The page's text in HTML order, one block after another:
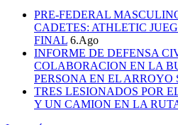
PRE-FEDERAL
CADETES: ATHLETIC
FINAL 6.Ago
INFORME DE DEFENSA
COLABORACION EN LA
PERSONA EN EL
TRES LESIONADOS POR
Y UN CAMION EN LA